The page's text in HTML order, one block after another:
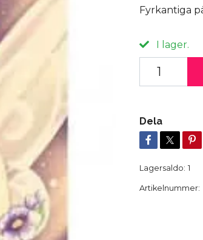
Fyrkantiga
I lager.
Dela
Lagersaldo: 1
Artikelnummer: